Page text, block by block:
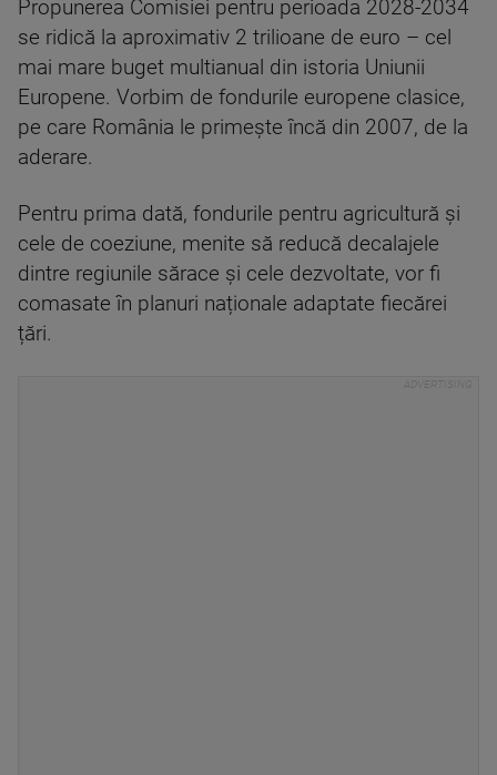
Propunerea Comisiei pentru perioada 2028-2034
se ridică la aproximativ 2 trilioane de euro – cel
mai mare buget multianual din istoria Uniunii
Europene. Vorbim de fondurile europene clasice,
pe care România le primește încă din 2007, de la
aderare.
Pentru prima dată, fondurile pentru agricultură și
cele de coeziune, menite să reducă decalajele
dintre regiunile sărace și cele dezvoltate, vor fi
comasate în planuri naționale adaptate fiecărei
țări.